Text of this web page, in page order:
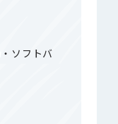
ソフトバ